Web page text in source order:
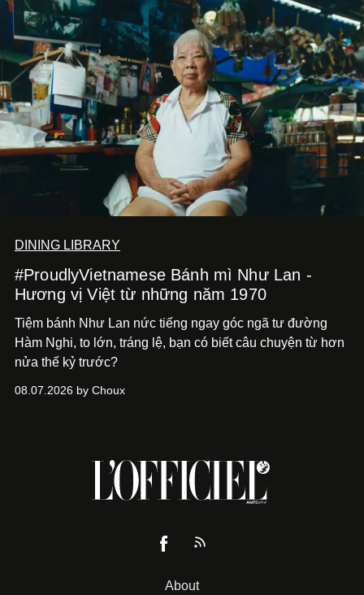
DINING LIBRARY
#ProudlyVietnamese Bánh mì Như Lan -
Hương vị Việt từ những năm 1970
Tiệm bánh Như Lan nức tiếng ngay góc ngã tư đường
Hàm Nghi, to lớn, tráng lệ, bạn có biết câu chuyện từ hơn
nửa thế kỷ trước?
08.07.2026 by Choux
About